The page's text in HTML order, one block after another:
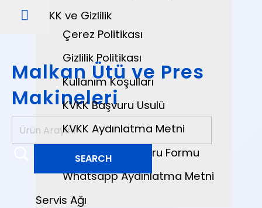
Malkan Ütü ve Pres
Makineleri
KVKK ve Gizlilik
Çerez Politikası
Gizlilik Politikası
Kullanım Koşulları
KVKK Başvuru Usulü
KVKK Aydınlatma Metni
Veri Sahibi Başvuru Formu
Whatsapp Aydınlatma Metni
Servis Ağı